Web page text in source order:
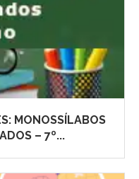
MONOSSÍLABOS
– 7º...